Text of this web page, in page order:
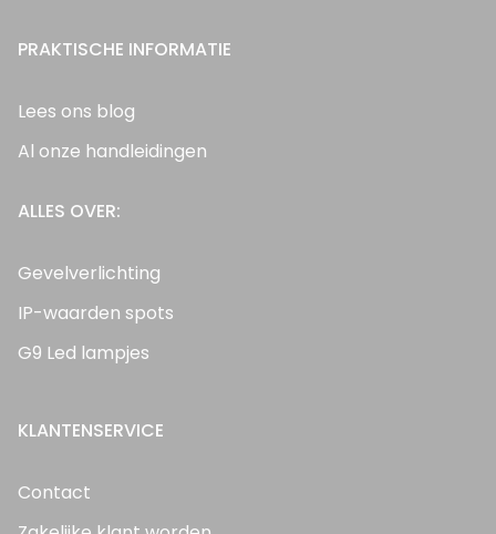
PRAKTISCHE INFORMATIE
Lees ons blog
Al onze handleidingen
ALLES OVER:
Gevelverlichting
IP-waarden spots
G9 Led lampjes
KLANTENSERVICE
Contact